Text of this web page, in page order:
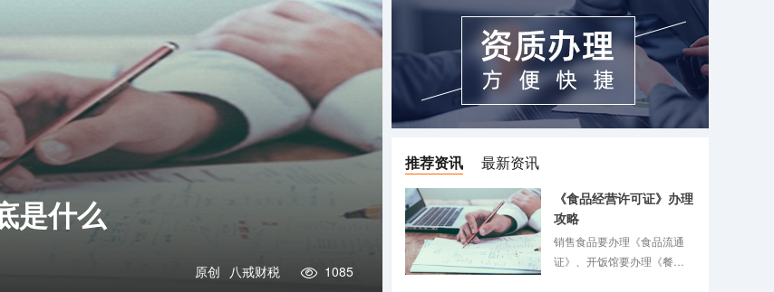
是什么
原创 八戒财税 1085
推荐资讯 最新资讯
《食品经营许可证》办理
攻略
销售食品要办理《食品流通
证》、开饭馆要办理《餐饮